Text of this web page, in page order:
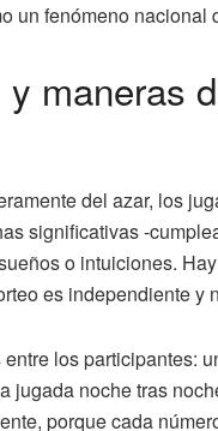
un fenómeno nacional
maneras
del azar, los
significativas -
o intuiciones.
es independiente y
los participantes:
jugada noche tras
porque cada